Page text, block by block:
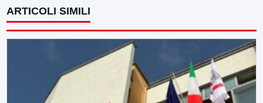
ARTICOLI SIMILI